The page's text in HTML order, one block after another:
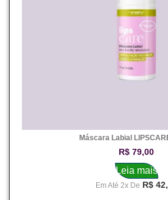
Máscara Labial
R$ 79,00
Leia mais
Em Até 2x De R$